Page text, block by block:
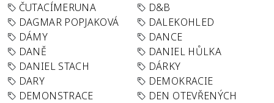
ČUTACÍMERUNA
D&B
DAGMAR POPJAKOVÁ
DALEKOHLED
DÁMY
DANCE
DANĚ
DANIEL HŮLKA
DANIEL STACH
DÁRKY
DARY
DEMOKRACIE
DEMONSTRACE
DEN OTEVŘENÝCH